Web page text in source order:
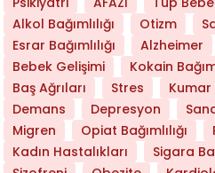
Daha Az Protein
Alkol Bağımlılığı
Otizm
Esrar Bağımlılığı
Alzheimer
Bebek Gelişimi
Kokain
Baş Ağrıları
Stres
Kumar
Demans
Depresyon
Migren
Opiat Bağımlılığı
Kadın Hastalıkları
Sigara